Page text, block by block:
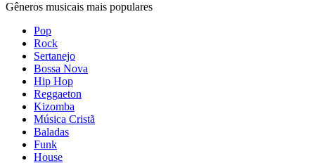
Gêneros musicais mais populares
Pop
Rock
Sertanejo
Bossa Nova
Hip Hop
Reggaeton
Kizomba
Música Cristã
Baladas
Funk
House